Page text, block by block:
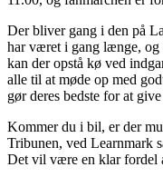
Der bliver gang i den på
har været i gang længe, og
kan der opstå kø ved
alle til at møde op med
gør deres bedste for at
Kommer du i bil, er der
Tribunen, ved Learnmark
Det vil være en klar fordel